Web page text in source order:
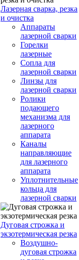
Лазерная сварка, резка
и очистка
Аппараты
лазерной сварки
Горелки
лазерные
Сопла для
лазерной сварки
Линзы для
лазерной сварки
Ролики
подающего
механизма для
лазерного
аппарата
Каналы
направляющие
для лазерного
аппарата
Уплотнительные
кольца для
лазерной сварки
Дуговая строжка и
экзотермическая резка
Воздушно-
дуговая строжка